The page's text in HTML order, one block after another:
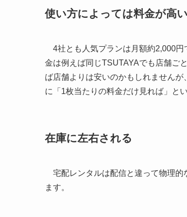
使い方によっては料金が高い
4社とも人気プランは月額約2,000円
金は例えば同じTSUTAYAでも店舗ご
ば店舗よりは安いのかもしれません
に「1枚当たりの料金だけ見れば」と
在庫に左右される
宅配レンタルは配信と違って物理的
ます。